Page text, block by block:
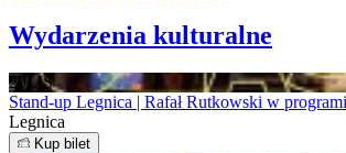
Wydarzenia kulturalne
20 LIS
Stand-up Legnica | Rafał Rutkowski w
Legnica
Kup bilet